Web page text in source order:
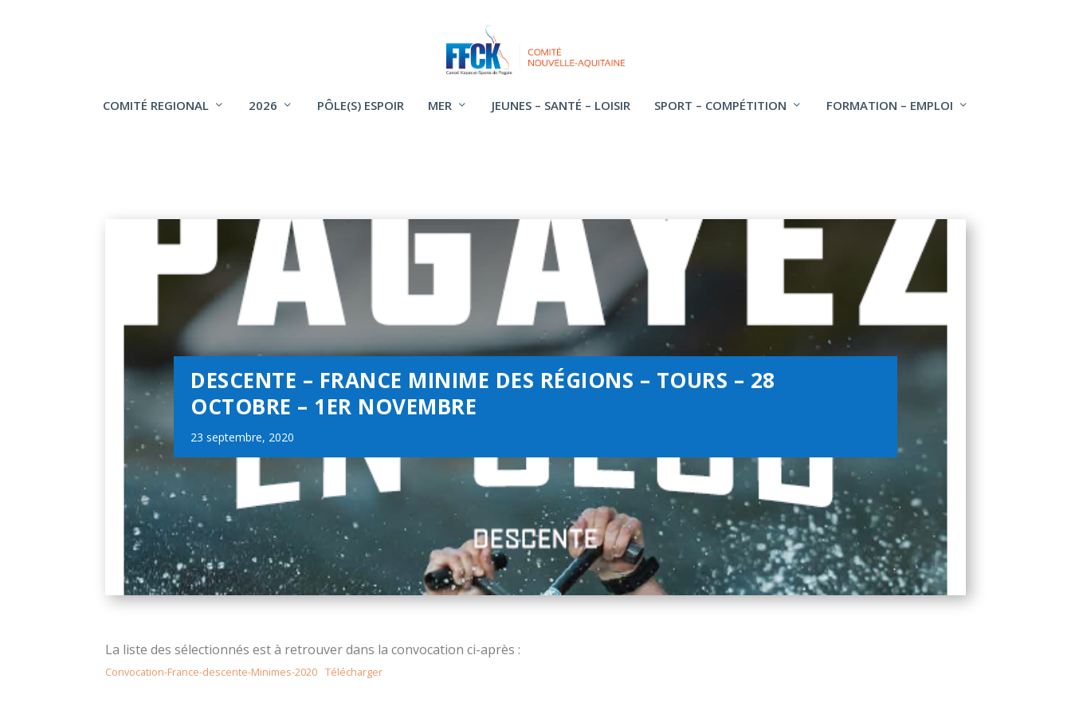
COMITÉ REGIONAL 2026 PÔLE(S) ESPOIR MER JEUNES – SANTÉ – LOISIR SPORT – COMPÉTITION FORMATION – EMPLOI
DESCENTE – FRANCE MINIME DES RÉGIONS – TOURS – 28
OCTOBRE – 1ER NOVEMBRE
23 septembre, 2020
La liste des sélectionnés est à retrouver dans la convocation ci-après :
Convocation-France-descente-Minimes-2020 Télécharger